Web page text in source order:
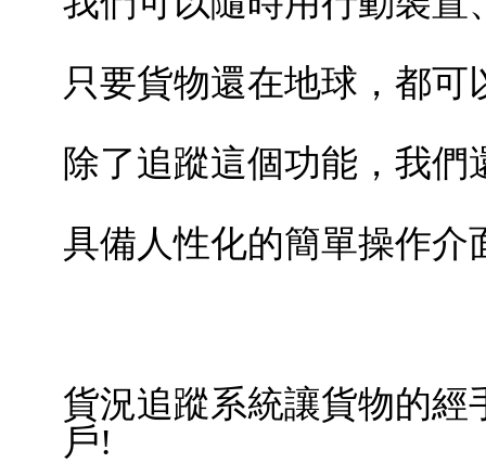
只要貨物還在地球，都可
除了追蹤這個功能，我
具備人性化的簡單操作
貨況追蹤系統讓貨物的
戶!